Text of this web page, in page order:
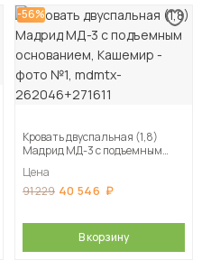
-56%
Кровать двуспальная (1,8)
Мадрид МД-3 с подъемным
Цена
91 229 40 546
В корзину